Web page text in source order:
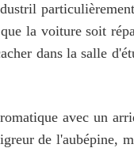
la voiture soit
dans la salle
avec un
de l'aubépine,